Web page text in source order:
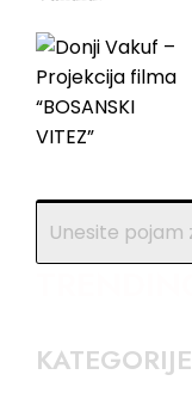
KATEGORIJE